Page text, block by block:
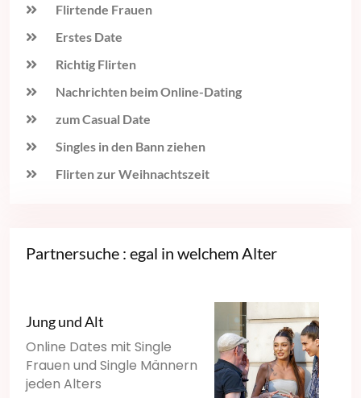
Flirtende Frauen
Erstes Date
Richtig Flirten
Nachrichten beim Online-Dating
zum Casual Date
Singles in den Bann ziehen
Flirten zur Weihnachtszeit
Partnersuche : egal in welchem Alter
Jung und Alt
Online Dates mit Single
Frauen und Single Männern
jeden Alters